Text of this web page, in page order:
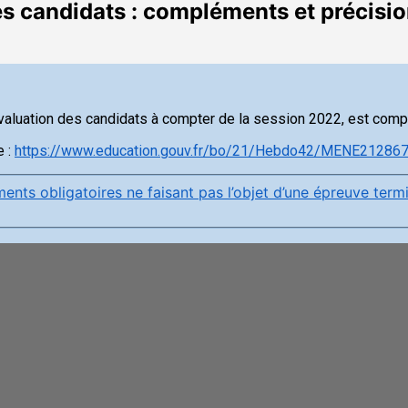
candidats : compléments et
des candidats à compter de la session 2022, est
: https://www.education.gouv.fr/bo/21/Hebdo42/
obligatoires ne faisant pas l’objet d’une épreuve